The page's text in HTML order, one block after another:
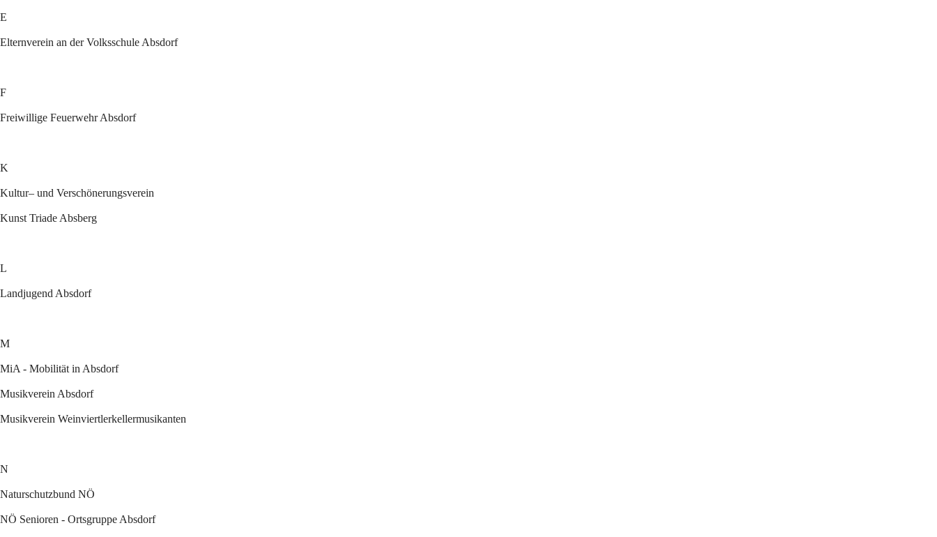
E
Elternverein an der Volksschule Absdorf
F
Freiwillige Feuerwehr Absdorf
K
Kultur– und Verschönerungsverein
Kunst Triade Absberg
L
Landjugend Absdorf
M
MiA - Mobilität in Absdorf
Musikverein Absdorf
Musikverein Weinviertlerkellermusikanten
N
Naturschutzbund NÖ
NÖ Senioren - Ortsgruppe Absdorf